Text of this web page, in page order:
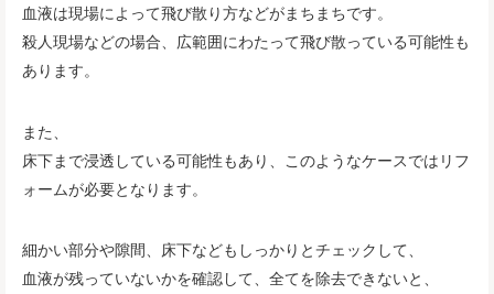
血液は現場によって飛び散り方などがまちまちです。
殺人現場などの場合、広範囲にわたって飛び散っている可能性も
あります。
また、
床下まで浸透している可能性もあり、このようなケースではリフ
ォームが必要となります。
細かい部分や隙間、床下などもしっかりとチェックして、
血液が残っていないかを確認して、全てを除去できないと、